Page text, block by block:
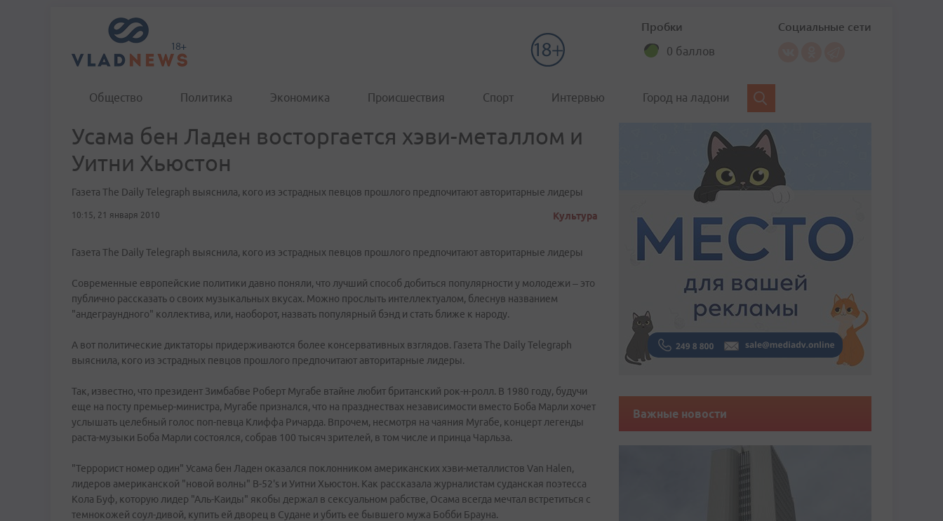
Пробки
0 баллов
Социальные сети
Общество Политика Экономика Происшествия Спорт Интервью Город на ладони
Усама бен Ладен восторгается хэви-металлом и
Уитни Хьюстон
Газета The Daily Telegraph выяснила, кого из эстрадных певцов прошлого предпочитают авторитарные лидеры
10:15, 21 января 2010 Культура
Газета The Daily Telegraph выяснила, кого из эстрадных певцов прошлого предпочитают авторитарные лидеры
Современные европейские политики давно поняли, что лучший способ добиться популярности у молодежи – это
публично рассказать о своих музыкальных вкусах. Можно прослыть интеллектуалом, блеснув названием
"андеграундного" коллектива, или, наоборот, назвать популярный бэнд и стать ближе к народу.
А вот политические диктаторы придерживаются более консервативных взглядов. Газета The Daily Telegraph
выяснила, кого из эстрадных певцов прошлого предпочитают авторитарные лидеры.
Так, известно, что президент Зимбабве Роберт Мугабе втайне любит британский рок-н-ролл. В 1980 году, будучи
еще на посту премьер-министра, Мугабе признался, что на празднествах независимости вместо Боба Марли хочет
услышать целебный голос поп-певца Клиффа Ричарда. Впрочем, несмотря на чаяния Мугабе, концерт легенды
раста-музыки Боба Марли состоялся, собрав 100 тысяч зрителей, в том числе и принца Чарльза.
"Террорист номер один" Усама бен Ладен оказался поклонником американских хэви-металлистов Van Halen,
лидеров американской "новой волны" B-52's и Уитни Хьюстон. Как рассказала журналистам суданская поэтесса
Кола Буф, которую лидер "Аль-Каиды" якобы держал в сексуальном рабстве, Осама всегда мечтал встретиться с
темнокожей соул-дивой, купить ей дворец в Судане и убить ее бывшего мужа Бобби Брауна.
Важные новости